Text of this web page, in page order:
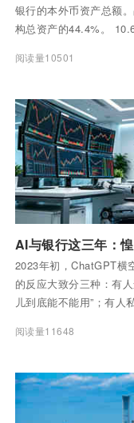
银行的本外币资产总额
构总资产的44.4%。
阅读量10501
2023年初，ChatGPT横
的反应大致分三种：有
儿到底能不能用”；有人
把我的饭碗端了？
阅读量11648